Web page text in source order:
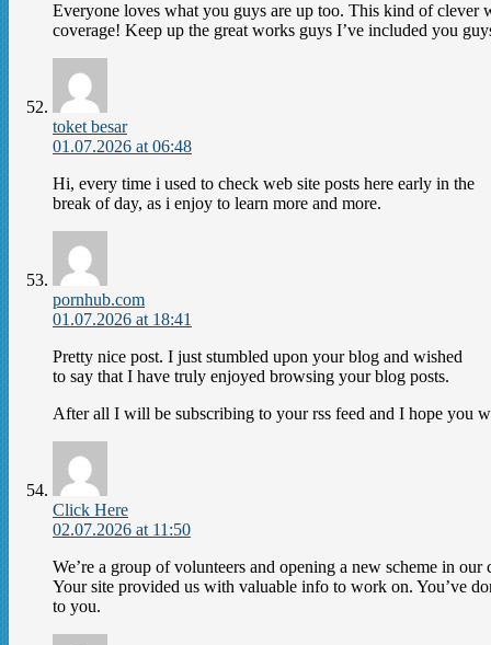
Everyone loves what you guys are up too. This kind of clever
coverage! Keep up the great works guys I’ve included you
toket besar
01.07.2026 at 06:48
Hi, every time i used to check web site posts here early in the
break of day, as i enjoy to learn more and more.
pornhub.com
01.07.2026 at 18:41
Pretty nice post. I just stumbled upon your blog and wished
to say that I have truly enjoyed browsing your blog posts.
After all I will be subscribing to your rss feed and I hope you
Click Here
02.07.2026 at 11:50
We’re a group of volunteers and opening a new scheme in our
Your site provided us with valuable info to work on. You’ve
to you.